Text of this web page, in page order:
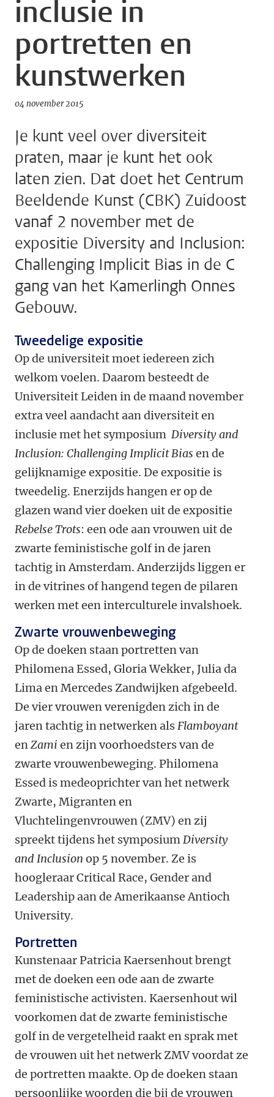
inclusie in
portretten en
kunstwerken
04 november 2015
Je kunt veel over diversiteit
praten, maar je kunt het ook
laten zien. Dat doet het Centrum
Beeldende Kunst (CBK) Zuidoost
vanaf 2 november met de
expositie Diversity and Inclusion:
Challenging Implicit Bias in de C
gang van het Kamerlingh Onnes
Gebouw.
Tweedelige expositie
Op de universiteit moet iedereen zich
welkom voelen. Daarom besteedt de
Universiteit Leiden in de maand november
extra veel aandacht aan diversiteit en
inclusie met het symposium Diversity and
Inclusion: Challenging Implicit Bias en de
gelijknamige expositie. De expositie is
tweedelig. Enerzijds hangen er op de
glazen wand vier doeken uit de expositie
Rebelse Trots: een ode aan vrouwen uit de
zwarte feministische golf in de jaren
tachtig in Amsterdam. Anderzijds liggen er
in de vitrines of hangend tegen de pilaren
werken met een interculturele invalshoek.
Zwarte vrouwenbeweging
Op de doeken staan portretten van
Philomena Essed, Gloria Wekker, Julia da
Lima en Mercedes Zandwijken afgebeeld.
De vier vrouwen verenigden zich in de
jaren tachtig in netwerken alsFlamboyant
enZami en zijn voorhoedsters van de
zwarte vrouwenbeweging. Philomena
Essed is medeoprichter van het netwerk
Zwarte, Migranten en
Vluchtelingenvrouwen (ZMV) en zij
spreekt tijdens het symposiumDiversity
and Inclusion op 5 november. Ze is
hoogleraar Critical Race, Gender and
Leadership aan de Amerikaanse Antioch
University.
Portretten
Kunstenaar Patricia Kaersenhout brengt
met de doeken een ode aan de zwarte
feministische activisten. Kaersenhout wil
voorkomen dat de zwarte feministische
golf in de vergetelheid raakt en sprak met
de vrouwen uit het netwerk ZMV voordat ze
de portretten maakte. Op de doeken staan
persoonlijke woorden die bij de vrouwen